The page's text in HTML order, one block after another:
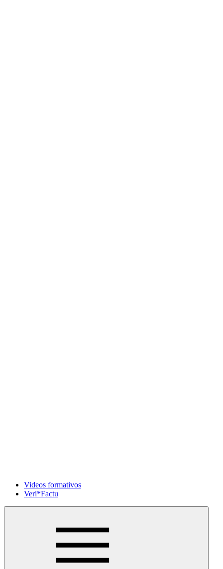
Videos formativos
Veri*Factu